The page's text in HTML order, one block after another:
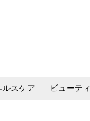
ルスケア ビューティ